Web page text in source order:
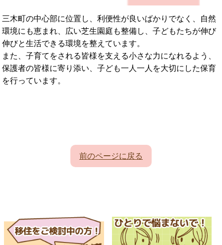
三木町の中心部に位置し、利便性が良いばかりでなく、自然
環境にも恵まれ、広い芝生園庭も整備し、子どもたちが伸び
伸びと生活できる環境を整えています。
また、子育てをされる皆様を支える小さな力になれるよう、
保護者の皆様に寄り添い、子ども一人一人を大切にした保育
を行っています。
前のページに戻る